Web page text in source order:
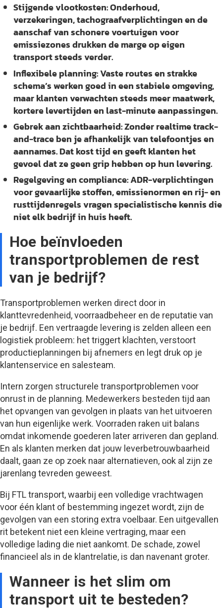
Stijgende vlootkosten:Onderhoud,
verzekeringen, tachograafverplichtingen en de
aanschaf van schonere voertuigen voor
emissiezones drukken de marge op eigen
transport steeds verder.
Inflexibele planning:Vaste routes en strakke
schema’s werken goed in een stabiele omgeving,
maar klanten verwachten steeds meer maatwerk,
kortere levertijden en last-minute aanpassingen.
Gebrek aan zichtbaarheid:Zonder realtime track-
and-trace ben je afhankelijk van telefoontjes en
aannames. Dat kost tijd en geeft klanten het
gevoel dat ze geen grip hebben op hun levering.
Regelgeving en compliance:ADR-verplichtingen
voor gevaarlijke stoffen, emissienormen en rij- en
rusttijdenregels vragen specialistische kennis die
niet elk bedrijf in huis heeft.
Hoe beïnvloeden
transportproblemen de rest
van je bedrijf?
Transportproblemen werken direct door in
klanttevredenheid, voorraadbeheer en de reputatie van
je bedrijf. Een vertraagde levering is zelden alleen een
logistiek probleem: het triggert klachten, verstoort
productieplanningen bij afnemers en legt druk op je
klantenservice en salesteam.
Intern zorgen structurele transportproblemen voor
onrust in de planning. Medewerkers besteden tijd aan
het opvangen van gevolgen in plaats van het uitvoeren
van hun eigenlijke werk. Voorraden raken uit balans
omdat inkomende goederen later arriveren dan gepland.
En als klanten merken dat jouw leverbetrouwbaarheid
daalt, gaan ze op zoek naar alternatieven, ook al zijn ze
jarenlang tevreden geweest.
Bij FTL transport, waarbij een volledige vrachtwagen
voor één klant of bestemming ingezet wordt, zijn de
gevolgen van een storing extra voelbaar. Een uitgevallen
rit betekent niet een kleine vertraging, maar een
volledige lading die niet aankomt. De schade, zowel
financieel als in de klantrelatie, is dan navenant groter.
Wanneer is het slim om
transport uit te besteden?